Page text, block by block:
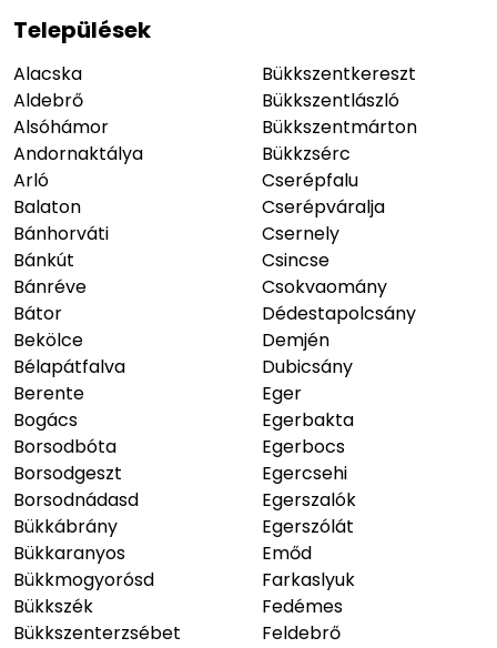
Települések
Alacska
Aldebrő
Alsóhámor
Andornaktálya
Arló
Balaton
Bánhorváti
Bánkút
Bánréve
Bátor
Bekölce
Bélapátfalva
Berente
Bogács
Borsodbóta
Borsodgeszt
Borsodnádasd
Bükkábrány
Bükkaranyos
Bükkmogyorósd
Bükkszék
Bükkszenterzsébet
Bükkszentkereszt
Bükkszentlászló
Bükkszentmárton
Bükkzsérc
Cserépfalu
Cserépváralja
Csernely
Csincse
Csokvaomány
Dédestapolcsány
Demjén
Dubicsány
Eger
Egerbakta
Egerbocs
Egercsehi
Egerszalók
Egerszólát
Emőd
Farkaslyuk
Fedémes
Feldebrő